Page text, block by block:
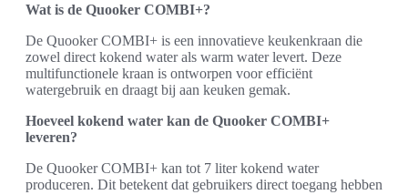
Wat is de Quooker COMBI+?
De Quooker COMBI+ is een innovatieve keukenkraan die
zowel direct kokend water als warm water levert. Deze
multifunctionele kraan is ontworpen voor efficiënt
watergebruik en draagt bij aan keuken gemak.
Hoeveel kokend water kan de Quooker COMBI+
leveren?
De Quooker COMBI+ kan tot 7 liter kokend water
produceren. Dit betekent dat gebruikers direct toegang hebben